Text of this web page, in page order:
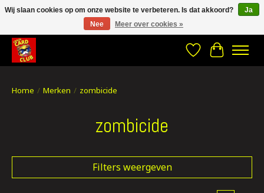
CRACH CARD CLUB , The best place to Geek out!
Verlanglijst
Home / Merken / zombicide
zombicide
Filters weergeven
Wij slaan cookies op om onze website te verbeteren. Is dat akkoord?
Ja
Nee
Meer over cookies »